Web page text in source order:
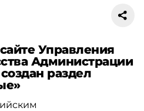
Управления
Администрации
раздел